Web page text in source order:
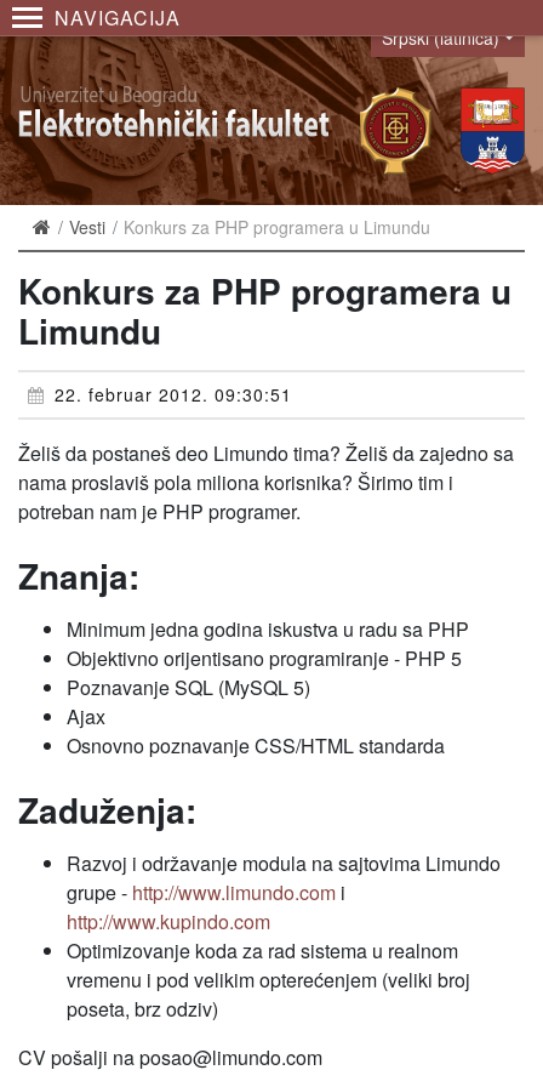
NAVIGACIJA
Language
Srpski (latinica)
Vesti Konkurs za PHP programera u Limundu
Konkurs za PHP programera u
Limundu
22. februar 2012. 09:30:51
Želiš da postaneš deo Limundo tima? Želiš da zajedno sa
nama proslaviš pola miliona korisnika? Širimo tim i
potreban nam je PHP programer.
Znanja:
Minimum jedna godina iskustva u radu sa PHP
Objektivno orijentisano programiranje - PHP 5
Poznavanje SQL (MySQL 5)
Ajax
Osnovno poznavanje CSS/HTML standarda
Zaduženja:
Razvoj i održavanje modula na sajtovima Limundo
grupe - http://www.limundo.com i
http://www.kupindo.com
Optimizovanje koda za rad sistema u realnom
vremenu i pod velikim opterećenjem (veliki broj
poseta, brz odziv)
CV pošalji na posao@limundo.com